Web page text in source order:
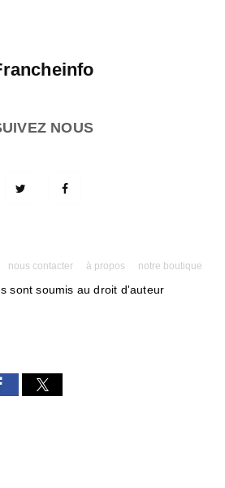
NOUS
nous contacter à propos notre boutique
sont soumis au droit d'auteur